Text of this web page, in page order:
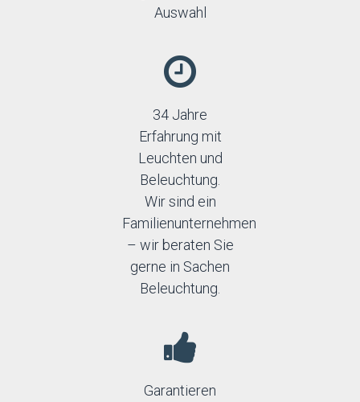
Auswahl
34 Jahre
Erfahrung mit
Leuchten und
Beleuchtung.
Wir sind ein
Familienunternehmen
– wir beraten Sie
gerne in Sachen
Beleuchtung.
Garantieren